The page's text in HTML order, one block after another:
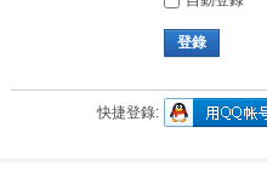
登錄
快捷登錄: